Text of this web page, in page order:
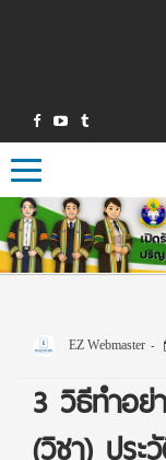
Toggle navigation
EZ Webmaster
3 วิธีทำอย่
(วิชา) ประ